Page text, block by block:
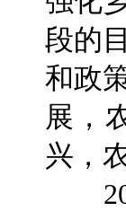
段的
和政
展，
兴，